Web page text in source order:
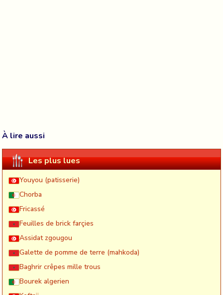
À lire aussi
Les plus lues
Youyou (patisserie)
Chorba
Fricassé
Feuilles de brick farçies
Assidat zgougou
Galette de pomme de terre (mahkoda)
Baghrir crêpes mille trous
Bourek algerien